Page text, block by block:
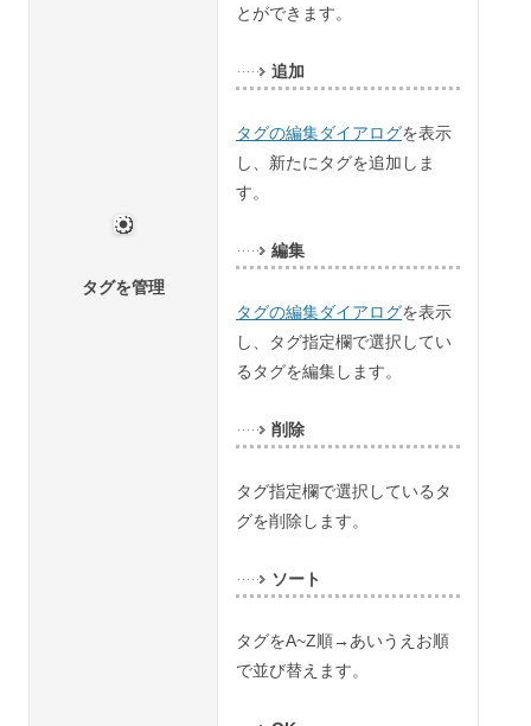
タグを管理
とができます。
追加
タグの編集ダイアログを表示
し、新たにタグを追加しま
す。
編集
タグの編集ダイアログを表示
し、タグ指定欄で選択してい
るタグを編集します。
削除
タグ指定欄で選択しているタ
グを削除します。
ソート
タグをA~Z 順→あいうえお順
で並び替えます。